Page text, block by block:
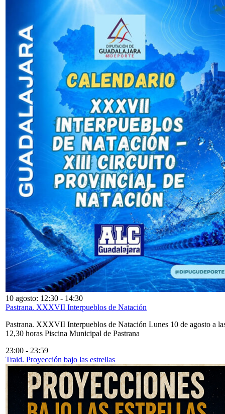
10 agosto: 12:30 - 14:30
Pastrana. XXXVII Interpueblos de Natación
Pastrana. XXXVII Interpueblos de Natación Lunes 10 de agosto a
12,30 horas Piscina Municipal de Pastrana
23:00 - 23:59
Traid. Proyección bajo las estrellas